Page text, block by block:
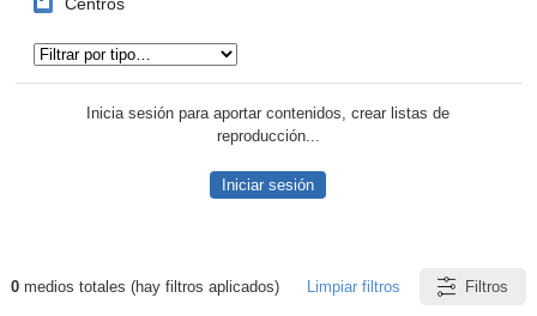
Inicia sesión para aportar contenidos, crear listas de
reproducción...
Iniciar sesión
Resultados de: acanalado
0medios totales (hay filtros aplicados) Limpiar filtros Filtros